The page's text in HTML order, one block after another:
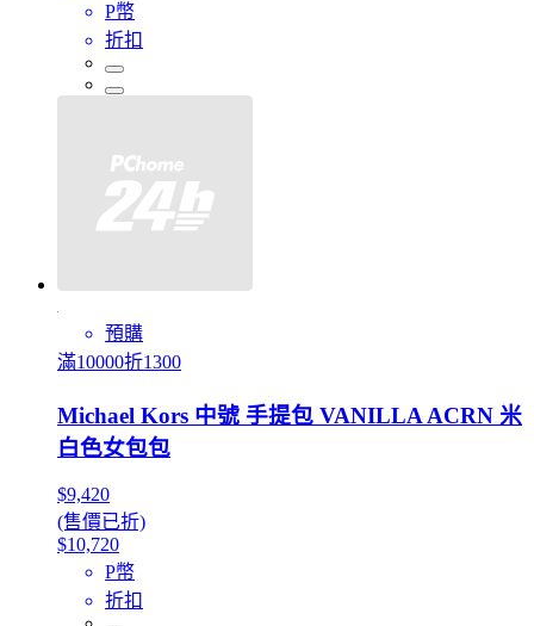
P幣
折扣
預購
滿10000折1300
Michael Kors 中號 手提包 VANILLA ACRN 米
白色女包包
$9,420
(售價已折)
$10,720
P幣
折扣